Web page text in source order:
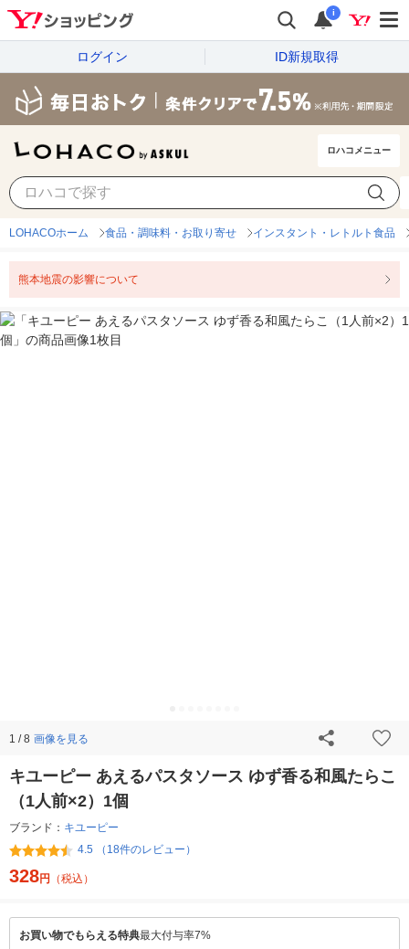
i
ログイン ID新規取得
ロハコメニュー
LOHACOホーム 食品・調味料・お取り寄せ インスタント・レトルト食品
熊本地震の影響について
1 / 8 画像を見る
キユーピー あえるパスタソース ゆず香る和風たらこ
（1人前×2）1個
ブランド： キユーピー
4.5 （18件のレビュー）
328円 （税込）
お買い物でもらえる特典最大付与率7%